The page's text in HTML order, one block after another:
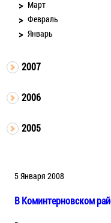
Март
Февраль
Январь
2007
2006
2005
5 Января 2008
В Коминтерновском